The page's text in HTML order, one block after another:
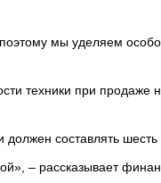
мы уделяем
техники при продаже
составлять шесть
– рассказывает